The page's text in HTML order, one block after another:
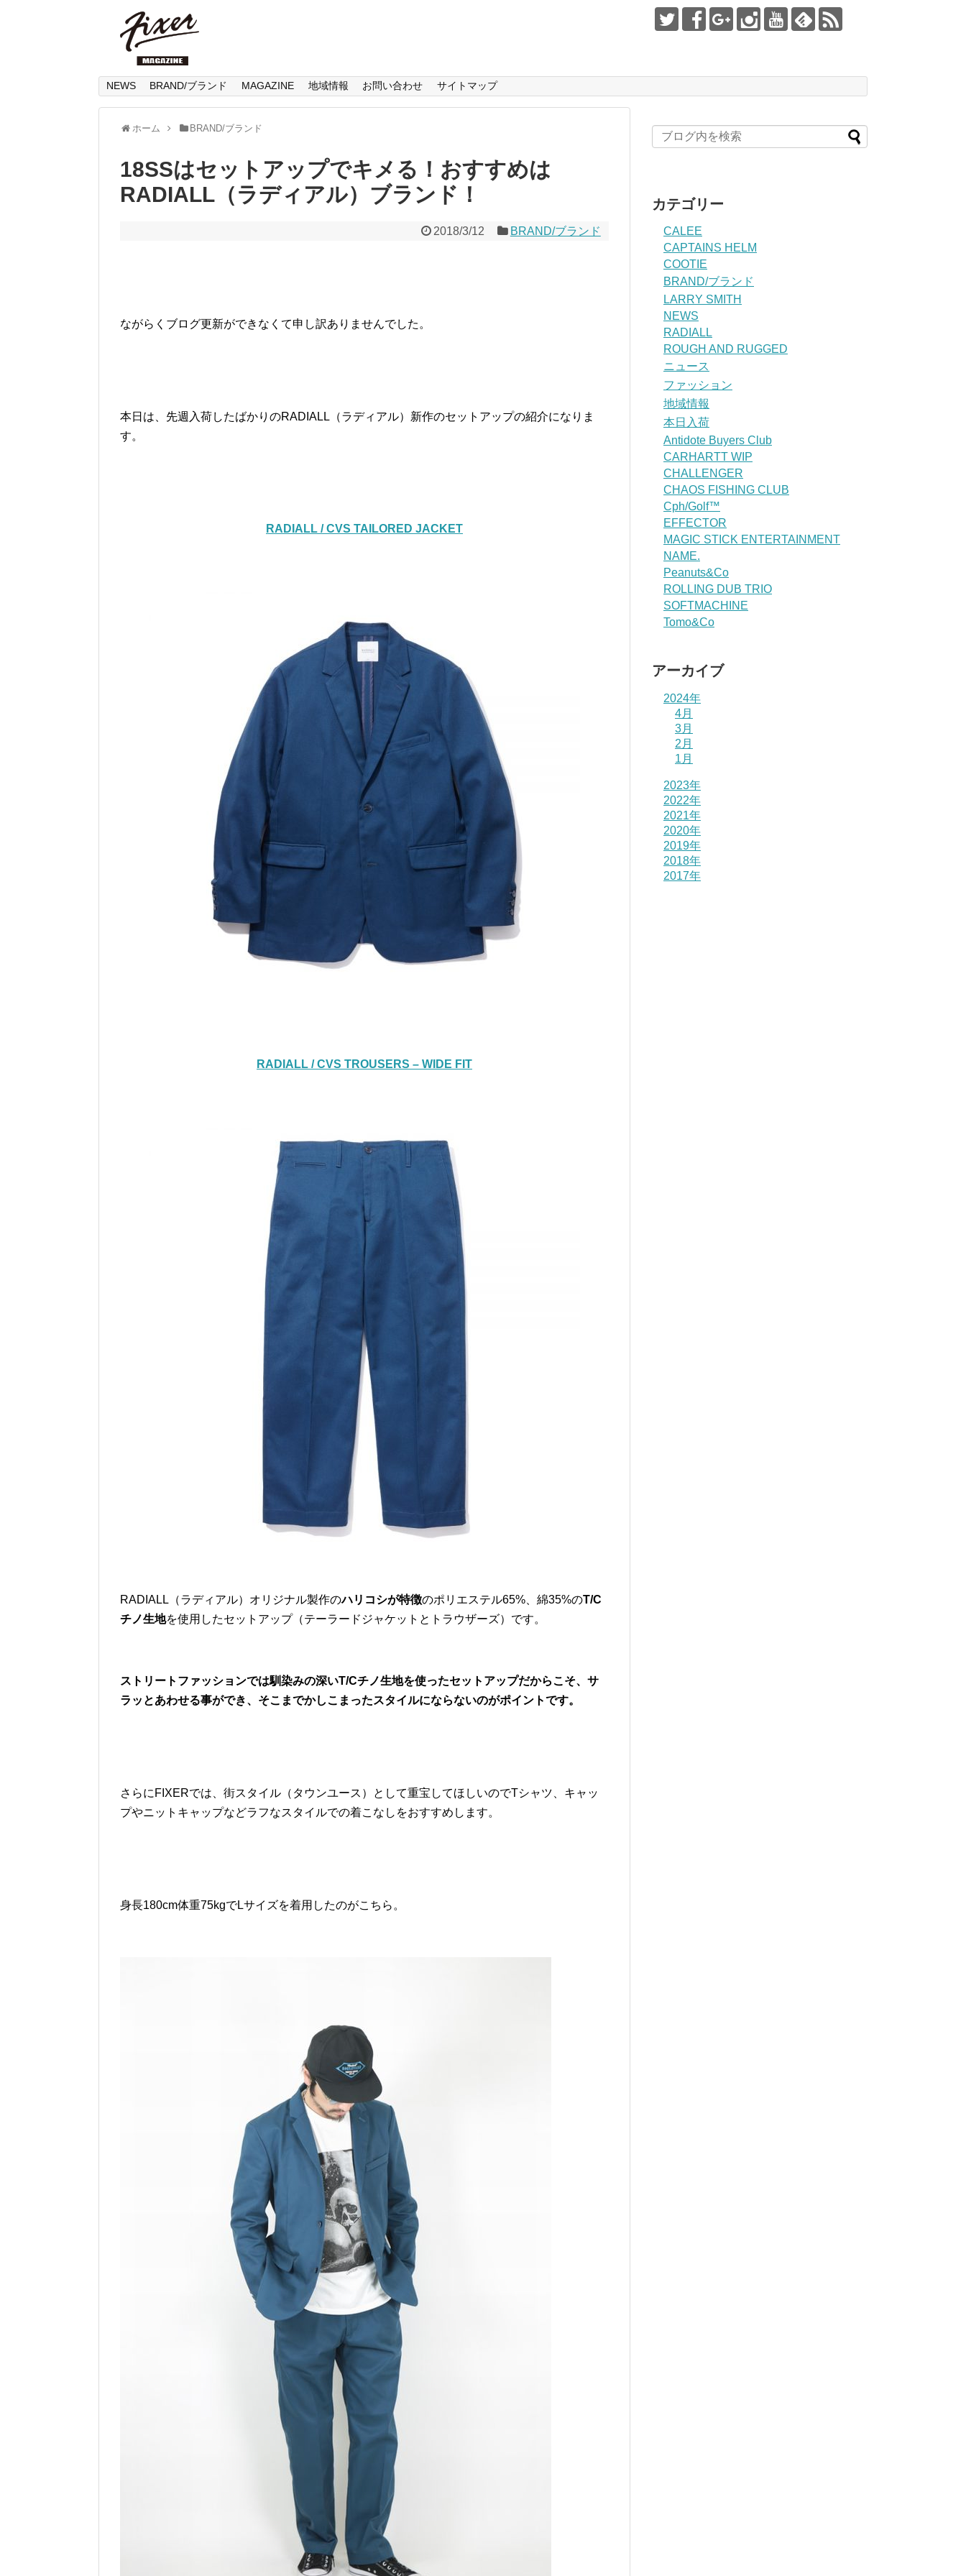
NEWS BRAND/ブランド MAGAZINE 地域情報 お問い合わせ サイトマップ
ホーム BRAND/ブランド
18SSはセットアップでキメる！おすすめは
RADIALL（ラディアル）ブランド！
2018/3/12 BRAND/ブランド
ながらくブログ更新ができなくて申し訳ありませんでした。
本日は、先週入荷したばかりのRADIALL（ラディアル）新作のセットアップの紹介になりま
す。
RADIALL / CVS TAILORED JACKET
RADIALL / CVS TROUSERS – WIDE FIT
RADIALL（ラディアル）オリジナル製作のハリコシが特徴のポリエステル65%、綿35%のT/C
チノ生地を使用したセットアップ（テーラードジャケットとトラウザーズ）です。
ストリートファッションでは馴染みの深いT/Cチノ生地を使ったセットアップだからこそ、サ
ラッとあわせる事ができ、そこまでかしこまったスタイルにならないのがポイントです。
さらにFIXERでは、街スタイル（タウンユース）として重宝してほしいのでTシャツ、キャッ
プやニットキャップなどラフなスタイルでの着こなしをおすすめします。
身長180cm体重75kgでLサイズを着用したのがこちら。
カテゴリー
CALEE
CAPTAINS HELM
COOTIE
BRAND/ブランド
LARRY SMITH
NEWS
RADIALL
ROUGH AND RUGGED
ニュース
ファッション
地域情報
本日入荷
Antidote Buyers Club
CARHARTT WIP
CHALLENGER
CHAOS FISHING CLUB
Cph/Golf™
EFFECTOR
MAGIC STICK ENTERTAINMENT
NAME.
Peanuts&Co
ROLLING DUB TRIO
SOFTMACHINE
Tomo&Co
アーカイブ
2024年
4月
3月
2月
1月
2023年
2022年
2021年
2020年
2019年
2018年
2017年